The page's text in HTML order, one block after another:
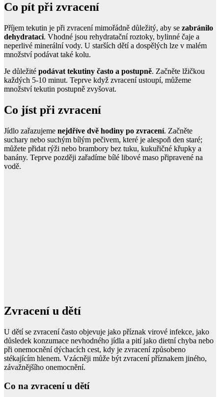
Co pít při zvracení
Příjem tekutin je při zvracení mimořádně důležitý, aby se zabránilo
dehydrataci. Vhodné jsou rehydratační roztoky, bylinné čaje a
neperlivé minerální vody. U starších dětí a dospělých lze v malém
množství podávat také kolu.
Je důležité podávat tekutiny často a postupně. Začněte lžičkou
každých 5-10 minut. Teprve když zvracení ustoupí, můžeme
množství tekutin postupně zvyšovat.
Co jíst při zvracení
Jídlo zařazujeme nejdříve dvě hodiny po zvracení. Začněte
suchary nebo suchým bílým pečivem, které je alespoň den staré;
můžete přidat rýži nebo brambory bez tuku, kukuřičné křupky a
banány. Teprve později zařadíme bílé libové maso připravené na
vodě.
Zvracení u dětí
U dětí se zvracení často objevuje jako příznak virové infekce, jako
důsledek konzumace nevhodného jídla a pití jako dietní chyba nebo
při onemocnění dýchacích cest, kdy je zvracení způsobeno
stékajícím hlenem. Vzácněji může být zvracení příznakem jiného,
závažnějšího onemocnění.
Co na zvracení u dětí